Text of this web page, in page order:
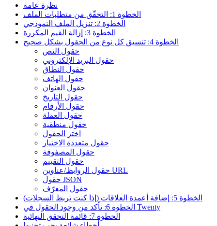
نظرة عامة
الخطوة 1: التحقّق من متطلبات الملف
الخطوة 2: تنزيل الملف النموذجي
الخطوة 3: إزالة القيم المكررة
الخطوة 4: تنسيق كل نوع من الحقول بشكل صحيح
حقول النص
حقول البريد الإلكتروني
حقول النطاق
حقول الهاتف
حقول العنوان
حقول التاريخ
حقول الأرقام
حقول العملة
حقول منطقية
اختر الحقول
حقول متعددة الاختيار
حقول المصفوفة
حقول التقييم
حقول الروابط/عناوين URL
حقول JSON
حقول المعرّف
الخطوة 5: إضافة أعمدة العلاقات (إذا كنت تربط السجلات)
الخطوة 6: تأكد من وجود الحقول في Twenty
الخطوة 7: قائمة التحقق النهائية